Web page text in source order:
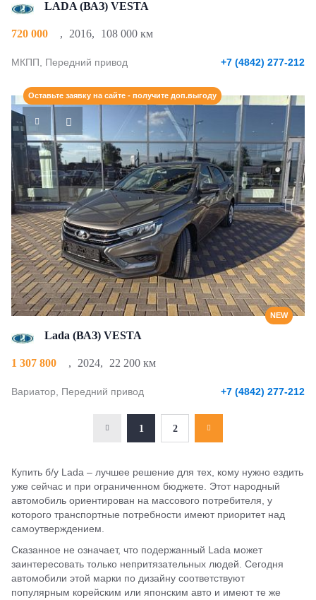
LADA (ВАЗ) VESTA
720 000 , 2016, 108 000 км
МКПП, Передний привод +7 (4842) 277-212
NEW
Оставьте заявку на сайте - получите доп.выгоду
Lada (ВАЗ) VESTA
1 307 800 , 2024, 22 200 км
Вариатор, Передний привод +7 (4842) 277-212
1 2
Купить б/у Lada – лучшее решение для тех, кому нужно ездить
уже сейчас и при ограниченном бюджете. Этот народный
автомобиль ориентирован на массового потребителя, у
которого транспортные потребности имеют приоритет над
самоутверждением.
Сказанное не означает, что подержанный Lada может
заинтересовать только непритязательных людей. Сегодня
автомобили этой марки по дизайну соответствуют
популярным корейским или японским авто и имеют те же